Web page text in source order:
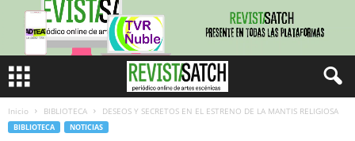
Inicio BIBLIOTECA DESEOS Y SECRETOS EN EL ESTRENO DE LA MANTIS RELIGIOSA
BIBLIOTECA NOTICIAS